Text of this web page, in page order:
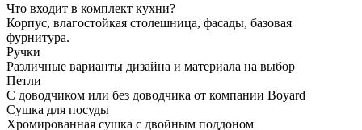
Что входит в комплект кухни?
Корпус, влагостойкая столешница, фасады, базовая
фурнитура.
Ручки
Различные варианты дизайна и материала на выбор
Петли
С доводчиком или без доводчика от компании Boyard
Сушка для посуды
Хромированная сушка с двойным поддоном